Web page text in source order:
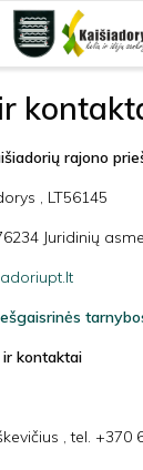
rajono
, LT56145
Juridinių
kontaktai
, tel. +370